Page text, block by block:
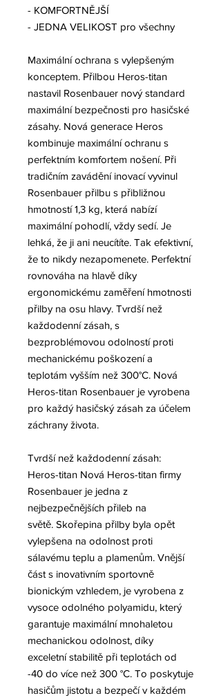
- KOMFORTNĚJŠÍ
- JEDNA VELIKOST pro všechny
Maximální ochrana s vylepšeným
konceptem. Přilbou Heros-titan
nastavil Rosenbauer nový standard
maximální bezpečnosti pro hasičské
zásahy. Nová generace Heros
kombinuje maximální ochranu s
perfektním komfortem nošení. Při
tradičním zavádění inovací vyvinul
Rosenbauer přilbu s přibližnou
hmotností 1,3 kg, která nabízí
maximální pohodlí, vždy sedí. Je
lehká, že ji ani neucítíte. Tak efektivní,
že to nikdy nezapomenete. Perfektní
rovnováha na hlavě díky
ergonomickému zaměření hmotnosti
přilby na osu hlavy. Tvrdší než
každodenní zásah, s
bezproblémovou odolností proti
mechanickému poškození a
teplotám vyšším než 300°C. Nová
Heros-titan Rosenbauer je vyrobena
pro každý hasičský zásah za účelem
záchrany života.
Tvrdší než každodenní zásah:
Heros-titan Nová Heros-titan firmy
Rosenbauer je jedna z
nejbezpečnějších přileb na
světě. Skořepina přilby byla opět
vylepšena na odolnost proti
sálavému teplu a plamenům. Vnější
část s inovativním sportovně
bionickým vzhledem, je vyrobena z
vysoce odolného polyamidu, který
garantuje maximální mnohaletou
mechanickou odolnost, díky
exceletní stabilitě při teplotách od
-40 do více než 300 °C. To poskytuje
hasičům jistotu a bezpečí v každém